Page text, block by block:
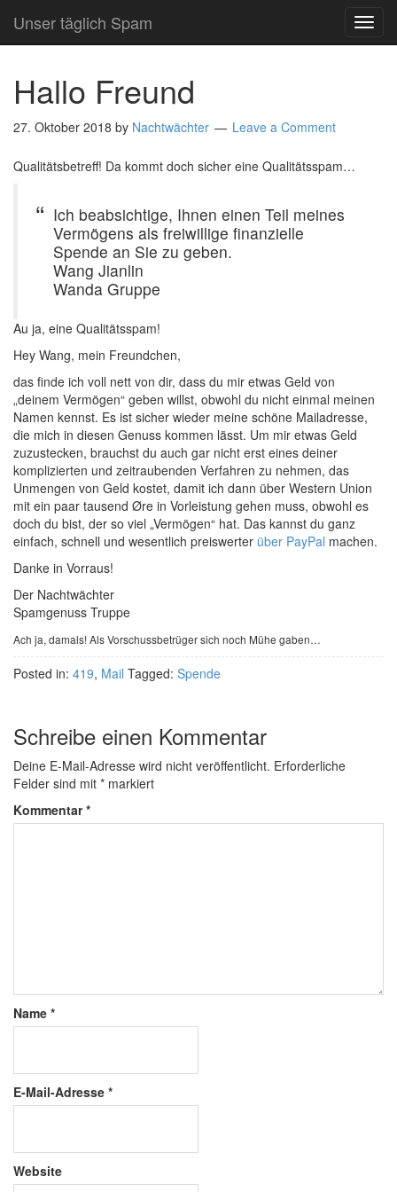
Unser täglich Spam
Hallo Freund
27. Oktober 2018 by Nachtwächter Leave a Comment
Qualitätsbetreff! Da kommt doch sicher eine Qualitätsspam…
Ich beabsichtige, Ihnen einen Teil meines
Vermögens als freiwillige finanzielle
Spende an Sie zu geben.
Wang Jianlin
Wanda Gruppe
Au ja, eine Qualitätsspam!
Hey Wang, mein Freundchen,
das finde ich voll nett von dir, dass du mir etwas Geld von
„deinem Vermögen“ geben willst, obwohl du nicht einmal meinen
Namen kennst. Es ist sicher wieder meine schöne Mailadresse,
die mich in diesen Genuss kommen lässt. Um mir etwas Geld
zuzustecken, brauchst du auch gar nicht erst eines deiner
komplizierten und zeitraubenden Verfahren zu nehmen, das
Unmengen von Geld kostet, damit ich dann über Western Union
mit ein paar tausend Øre in Vorleistung gehen muss, obwohl es
doch du bist, der so viel „Vermögen“ hat. Das kannst du ganz
einfach, schnell und wesentlich preiswerter über PayPal machen.
Danke in Vorraus!
Der Nachtwächter
Spamgenuss Truppe
Ach ja, damals! Als Vorschussbetrüger sich noch Mühe gaben…
Posted in: 419, Mail Tagged: Spende
Schreibe einen Kommentar
Deine E-Mail-Adresse wird nicht veröffentlicht. Erforderliche
Felder sind mit * markiert
Kommentar*
Name *
E-Mail-Adresse *
Website